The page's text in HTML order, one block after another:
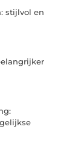
stijlvol en